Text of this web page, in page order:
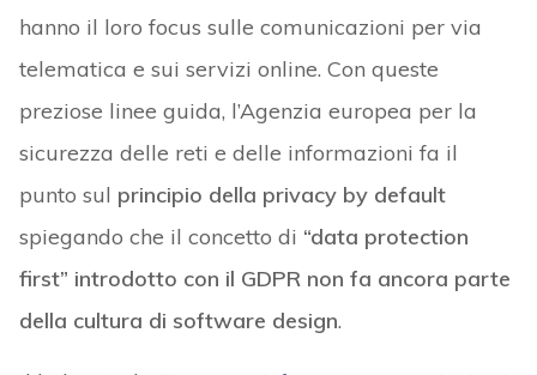
hanno il loro focus sulle comunicazioni per via
telematica e sui servizi online. Con queste
preziose linee guida, l’Agenzia europea per la
sicurezza delle reti e delle informazioni fa il
punto sul principio della privacy by default
spiegando che il concetto di “data protection
first” introdotto con il GDPR non fa ancora parte
della cultura di software design.